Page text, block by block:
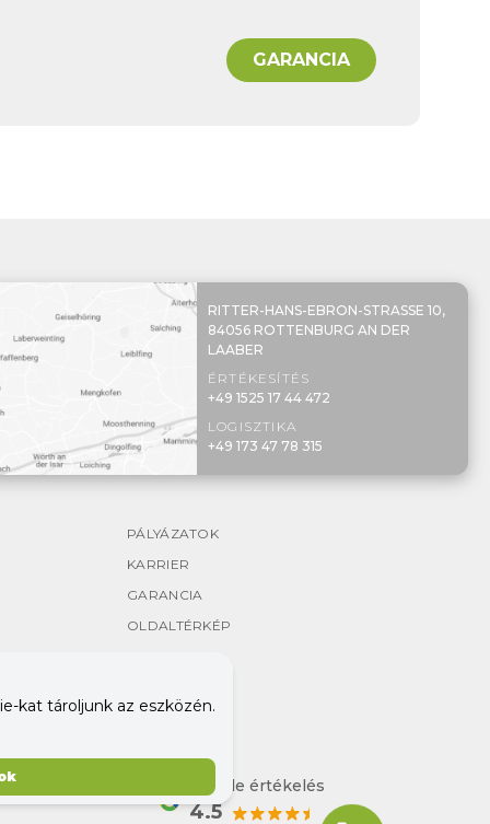
GARANCIA
RITTER-HANS-EBRON-STRASSE 10,
84056 ROTTENBURG AN DER
LAABER
ÉRTÉKESÍTÉS
+49 1525 17 44 472
LOGISZTIKA
+49 173 47 78 315
PÁLYÁZATOK
KARRIER
GARANCIA
OLDALTÉRKÉP
Google értékelés
4.5
kat tároljunk az eszközén.